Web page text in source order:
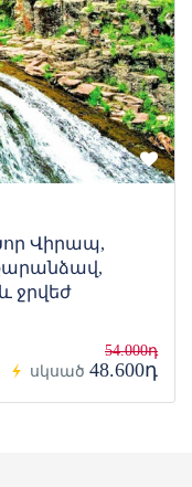
Վիրապ,
ջրվեժ
սկսած
54.000դ
48.600դ